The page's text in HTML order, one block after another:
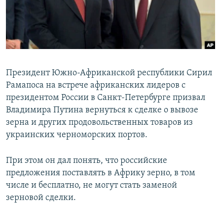
ПОБЕДИТЕЛЕЙ НЕ СУДЯТ?
КРЫМ.НЕПОКОРЕННЫЙ
ELIFBE
ПРИСОЕДИНЯЙТЕСЬ!
Все сайты RFE/RL
Президент Южно-Африканской республики Сирил
Рамапоса на встрече африканских лидеров с
президентом России в Санкт-Петербурге призвал
Владимира Путина вернуться к сделке о вывозе
зерна и других продовольственных товаров из
украинских черноморских портов.
При этом он дал понять, что российские
предложения поставлять в Африку зерно, в том
числе и бесплатно, не могут стать заменой
зерновой сделки.